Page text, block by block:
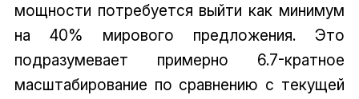
мощности потребуется выйти как минимум
на 40% мирового предложения. Это
подразумевает примерно 6.7-кратное
масштабирование по сравнению с текущей